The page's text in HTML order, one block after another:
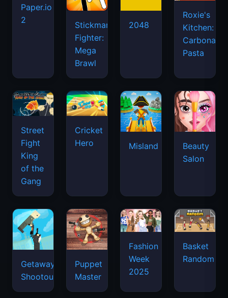
Paper.io
2
Stickman
Fighter:
Mega
Brawl
2048
Roxie's
Kitchen:
Carbonara
Pasta
Street
Fight
King
of the
Gang
Cricket
Hero
Misland
Beauty
Salon
Getaway
Shootout
Puppet
Master
Fashion
Week
2025
Basket
Random